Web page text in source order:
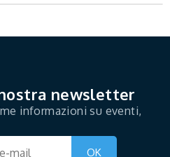
newsletter
informazioni su eventi,